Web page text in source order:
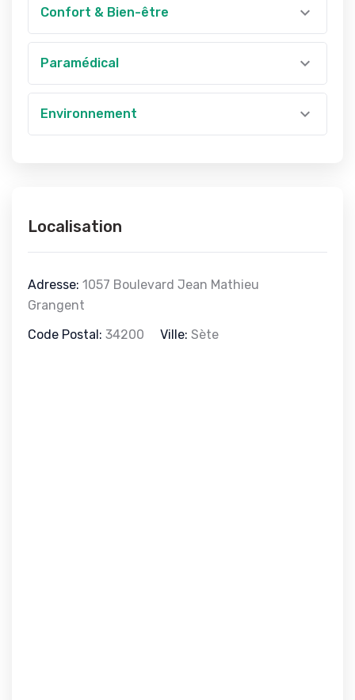
Confort & Bien-être
Paramédical
Environnement
Localisation
Adresse: 1057 Boulevard Jean Mathieu
Grangent
Code Postal: 34200 Ville: Sète